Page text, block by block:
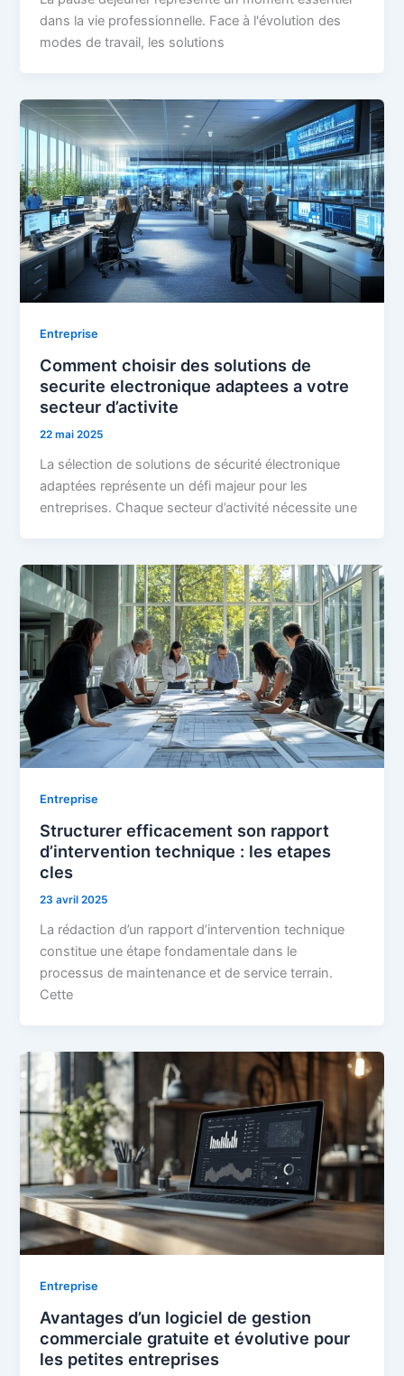
dans la vie professionnelle. Face à l'évolution des
modes de travail, les solutions
Entreprise
Comment choisir des solutions de
securite electronique adaptees a votre
secteur d’activite
22 mai 2025
La sélection de solutions de sécurité électronique
adaptées représente un défi majeur pour les
entreprises. Chaque secteur d’activité nécessite une
Entreprise
Structurer efficacement son rapport
d’intervention technique : les etapes
cles
23 avril 2025
La rédaction d’un rapport d’intervention technique
constitue une étape fondamentale dans le
processus de maintenance et de service terrain.
Cette
Entreprise
Avantages d’un logiciel de gestion
commerciale gratuite et évolutive pour
les petites entreprises